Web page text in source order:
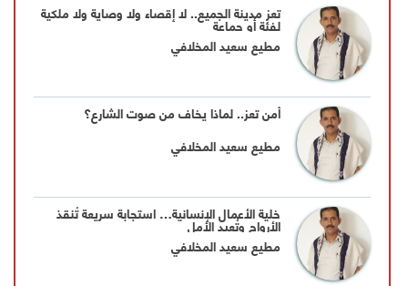
تعز مدينة الجميع.. لا إقصاء ولا وصاية ولا ملكية
لفئة أو جماعة
مطيع سعيد المخلافي
أمن تعز.. لماذا يخاف من صوت الشارع؟
مطيع سعيد المخلافي
خلية الأعمال الإنسانية… استجابة سريعة تُنقذ
الأرواح وتُعيد الأمل
مطيع سعيد المخلافي